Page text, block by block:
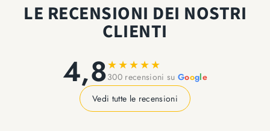
LE RECENSIONI DEI NOSTRI
CLIENTI
4,8★★★★★
300 recensioni suGoogle
Vedi tutte le recensioni